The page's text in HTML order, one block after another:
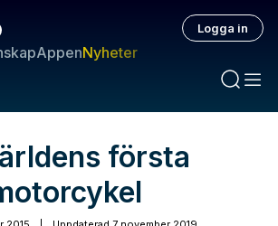
AppenNyheter
Logga in
första